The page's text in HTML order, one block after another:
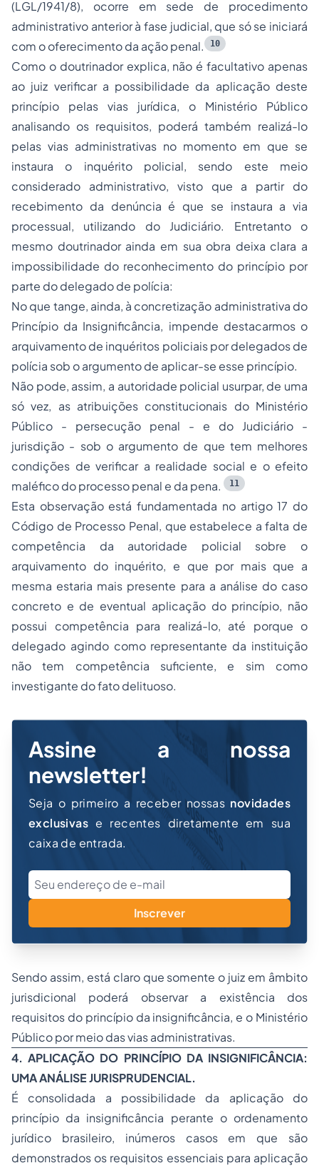
(LGL/1941/8), ocorre em sede de procedimento
administrativo anterior à fase judicial, que só se iniciará
com o oferecimento da ação penal.
10
Como o doutrinador explica, não é facultativo apenas
ao juiz verificar a possibilidade da aplicação deste
princípio pelas vias jurídica, o Ministério Público
analisando os requisitos, poderá também realizá-lo
pelas vias administrativas no momento em que se
instaura o inquérito policial, sendo este meio
considerado administrativo, visto que a partir do
recebimento da denúncia é que se instaura a via
processual, utilizando do Judiciário. Entretanto o
mesmo doutrinador ainda em sua obra deixa clara a
impossibilidade do reconhecimento do princípio por
parte do delegado de polícia:
No que tange, ainda, à concretização administrativa do
Princípio da Insignificância, impende destacarmos o
arquivamento de inquéritos policiais por delegados de
polícia sob o argumento de aplicar-se esse princípio.
Não pode, assim, a autoridade policial usurpar, de uma
só vez, as atribuições constitucionais do Ministério
Público - persecução penal - e do Judiciário -
jurisdição - sob o argumento de que tem melhores
condições de verificar a realidade social e o efeito
maléfico do processo penal e da pena.
11
Esta observação está fundamentada no artigo 17 do
Código de Processo Penal, que estabelece a falta de
competência da autoridade policial sobre o
arquivamento do inquérito, e que por mais que a
mesma estaria mais presente para a análise do caso
concreto e de eventual aplicação do princípio, não
possui competência para realizá-lo, até porque o
delegado agindo como representante da instituição
não tem competência suficiente, e sim como
investigante do fato delituoso.
Assine a nossa
newsletter!
Seja o primeiro a receber nossas novidades
exclusivas e recentes diretamente em sua
caixa de entrada.
Inscrever
Sendo assim, está claro que somente o juiz em âmbito
jurisdicional poderá observar a existência dos
requisitos do princípio da insignificância, e o Ministério
Público por meio das vias administrativas.
4. APLICAÇÃO DO PRINCÍPIO DA INSIGNIFICÂNCIA:
UMA ANÁLISE JURISPRUDENCIAL.
É consolidada a possibilidade da aplicação do
princípio da insignificância perante o ordenamento
jurídico brasileiro, inúmeros casos em que são
demonstrados os requisitos essenciais para aplicação